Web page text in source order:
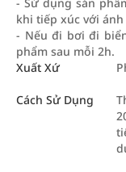
khi tiếp xúc với
- Nếu đi bơi đi
phẩm sau mỗi 2h.
Xuất Xứ
Cách Sử Dụng